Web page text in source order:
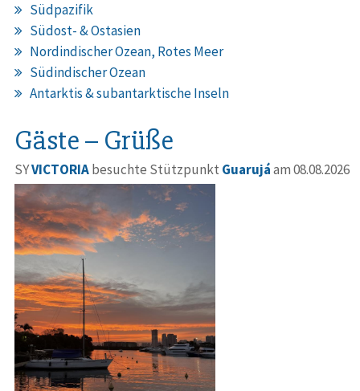
Südpazifik
Südost- & Ostasien
Nordindischer Ozean, Rotes Meer
Südindischer Ozean
Antarktis & subantarktische Inseln
Gäste – Grüße
SYVICTORIAbesuchte Stützpunkt Guarujáam 08.08.2026